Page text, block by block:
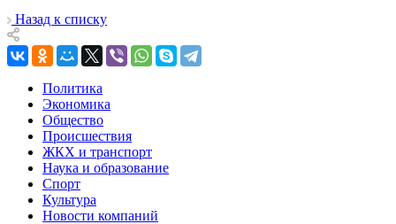
Назад к списку
Политика
Экономика
Общество
Происшествия
ЖКХ и транспорт
Наука и образование
Спорт
Культура
Новости компаний